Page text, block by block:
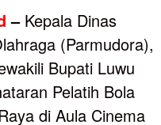
– Kepala Dinas
(Parmudora),
Bupati Luwu
Pelatih Bola
di Aula Cinema